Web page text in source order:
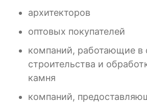
архитекторов
оптовых покупателей
компаний, работающие в
строительства и
камня
компаний,